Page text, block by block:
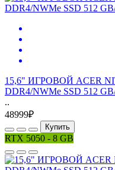
15,6" ИГРОВОЙ ACER
DDR4/NWMe SSD 512
..
48999₽
Купить
RTX 5050 - 8 GB